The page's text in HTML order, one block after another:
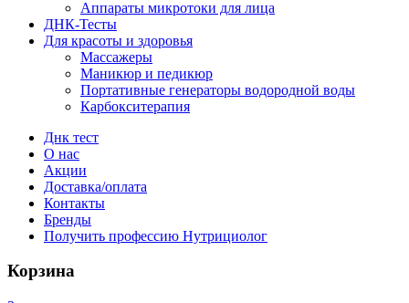
Аппараты микротоки для лица
ДНК-Тесты
Для красоты и здоровья
Массажеры
Маникюр и педикюр
Портативные генераторы водородной воды
Карбокситерапия
Днк тест
О нас
Акции
Доставка/оплата
Контакты
Бренды
Получить профессию Нутрициолог
Корзина